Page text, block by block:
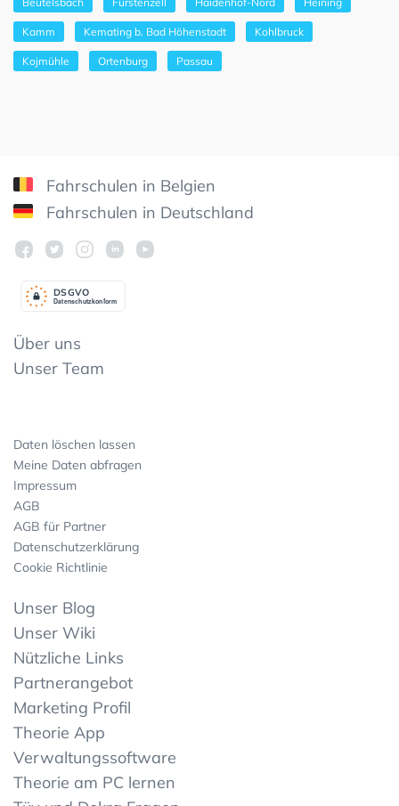
Kamm Kemating b. Bad Höhenstadt Kohlbruck
Kojmühle Ortenburg Passau
Fahrschulen in Belgien
Fahrschulen in Deutschland
Datenschutzkonform
DSGVO
Über uns
Unser Team
Daten löschen lassen
Meine Daten abfragen
Impressum
AGB
AGB für Partner
Datenschutzerklärung
Cookie Richtlinie
Unser Blog
Unser Wiki
Nützliche Links
Partnerangebot
Marketing Profil
Theorie App
Verwaltungssoftware
Theorie am PC lernen